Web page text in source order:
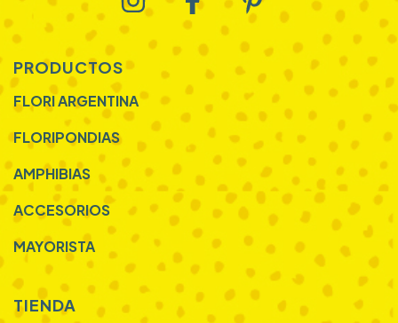
PRODUCTOS
FLORI ARGENTINA
FLORIPONDIAS
AMPHIBIAS
ACCESORIOS
MAYORISTA
TIENDA